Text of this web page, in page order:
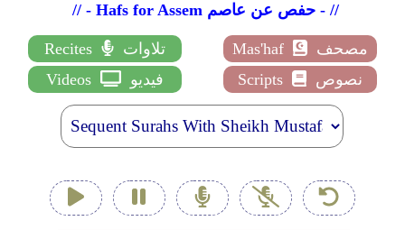
// - Hafs for Assem حفص عن عاصم - //
Recites تلاوات Mas'haf
مصحف
Videos
فيديو Scripts نصوص